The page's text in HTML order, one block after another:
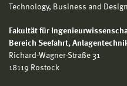
Technology, Business and Design
Fakultät für
Bereich Seefahrt,
Richard-Wagner-Straße 31
18119 Rostock